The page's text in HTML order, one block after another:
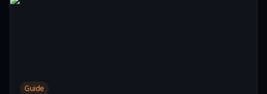
Guide